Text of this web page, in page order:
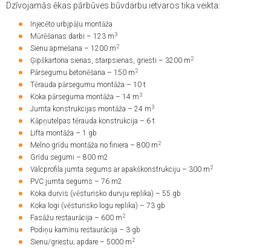
Dzīvojamās ēkas pārbūves būvdarbu ietvaros tika veikta:
Injecēto urbjpāļu montāža
Mūrēšanas darbi – 123 m 3
Sienu apmešana – 1200 m2
Ģipškartona sienas, starpsienas, griesti – 3200 m2
Pārsegumu betonēšana – 150 m2
Tērauda pārsegumu montāža – 10 t
Koka pārseguma montāža – 14 m 3
Jumta konstrukcijas montāža – 24 m 3
Kāpņutelpas tērauda konstrukcija – 6 t
Lifta montāža – 1 gb
Melno grīdu montāža no finiera – 800 m2
Grīdu segumi – 800 m2
Valcprofila jumta segums ar apakškonstrukciju – 300 m2
PVC jumta segums – 76 m2
Koka durvis (vēsturisko durvju replika) – 55 gb
Koka logi (vēsturisko logu replika) – 73 gb
Fasāžu restaurācija – 600 m2
Podiņu kamīnu restaurācija – 3 gb
Sienu/griestu; apdare – 5000 m2